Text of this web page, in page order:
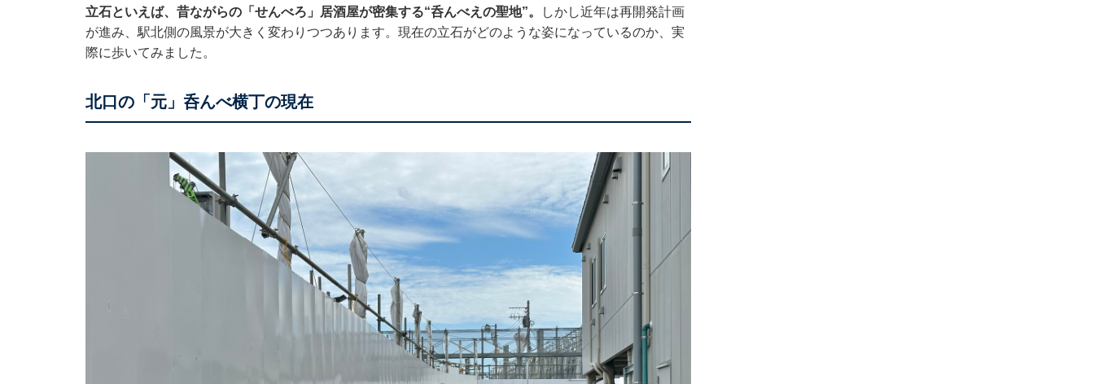
立石といえば、昔ながらの「せんべろ」居酒屋が密集する“呑んべえの聖地”。
しかし近年は再開発計画
が進み、駅北側の風景が大きく変わりつつあります。現在の立石がどのような姿になっているのか、実
際に歩いてみました。
北口の「元」呑んべ横丁の現在